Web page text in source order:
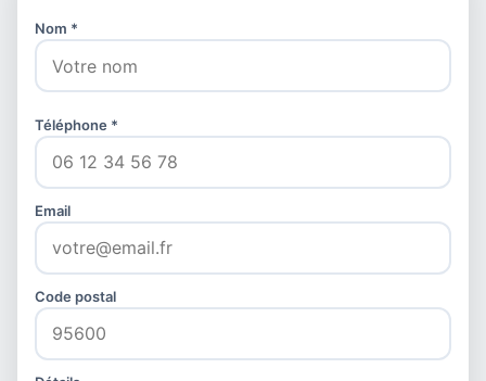
Nom *
Téléphone *
Email
Code postal